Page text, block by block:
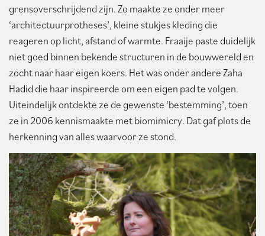
grensoverschrijdend zijn. Zo maakte ze onder meer
‘architectuurprotheses’, kleine stukjes kleding die
reageren op licht, afstand of warmte. Fraaije paste duidelijk
niet goed binnen bekende structuren in de bouwwereld en
zocht naar haar eigen koers. Het was onder andere Zaha
Hadid die haar inspireerde om een eigen pad te volgen.
Uiteindelijk ontdekte ze de gewenste ‘bestemming’, toen
ze in 2006 kennismaakte met biomimicry. Dat gaf plots de
herkenning van alles waarvoor ze stond.